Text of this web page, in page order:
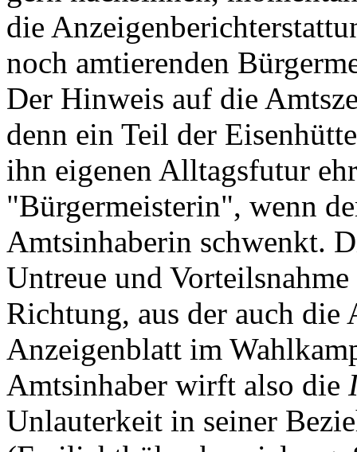
die
noch amtierenden
Der Hinweis auf die
denn ein Teil der
ihn eigenen Alltagsfutur
"Bürgermeisterin", wenn
Amtsinhaberin schwenkt.
Untreue und
Richtung, aus der auch
Anzeigenblatt im
Amtsinhaber wirft also die
Unlauterkeit in seiner